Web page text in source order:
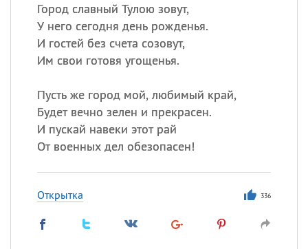
Город славный Тулою зовут,
У него сегодня день рожденья.
И гостей без счета созовут,
Им свои готовя угощенья.
Пусть же город мой, любимый край,
Будет вечно зелен и прекрасен.
И пускай навеки этот рай
От военных дел обезопасен!
Открытка 336